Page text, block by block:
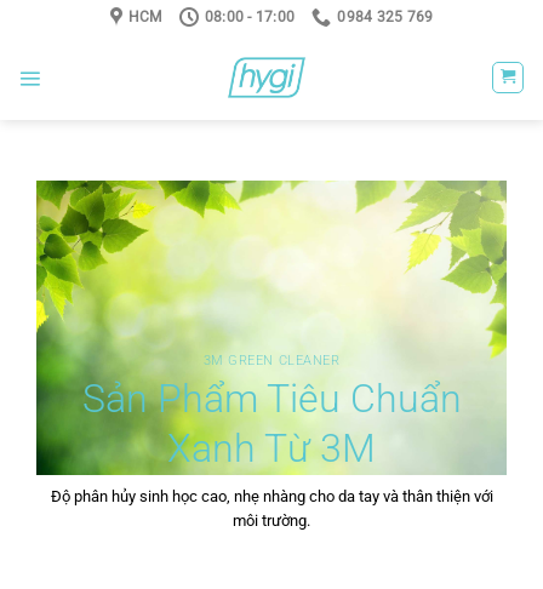
HCM 08:00 - 17:00 0984 325 769
3M GREEN CLEANER
Sản Phẩm Tiêu Chuẩn
Xanh Từ 3M
Độ phân hủy sinh học cao, nhẹ nhàng cho da tay và thân thiện với
môi trường.